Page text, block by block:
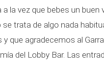
a la vez que bebes un
se trata de algo nada
que agradecemos al
del Lobby Bar. Las